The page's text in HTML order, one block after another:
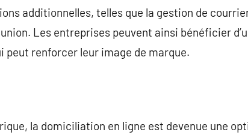
additionnelles, telles que la gestion de
Les entreprises peuvent ainsi bénéficier
peut renforcer leur image de marque.
la domiciliation en ligne est devenue une